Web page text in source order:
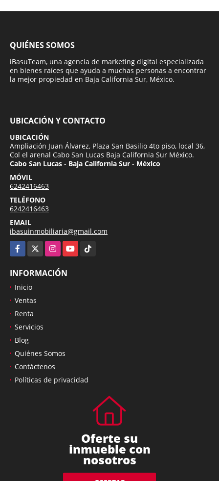
QUIÉNES SOMOS
iBasuTeam, una agencia de marketing digital especializada
en bienes raíces que ayuda a muchas personas a encontrar
la mejor propiedad en Baja California Sur, México.
UBICACIÓN Y CONTACTO
UBICACIÓN
Ampliación Juan Álvarez, Plaza San Basilio 4to piso, local 36,
Col el arenal Cabo San Lucas Baja California Sur México.
Cabo San Lucas - Baja California Sur - México
MÓVIL
6242416463
TELÉFONO
6242416463
EMAIL
ibasuinmobiliaria@gmail.com
Facebook
InstagramYouTubeTikTok
INFORMACIÓN
Inicio
Ventas
Renta
Servicios
Blog
Quiénes Somos
Contáctenos
Políticas de privacidad
Oferte su
inmueble con
nosotros